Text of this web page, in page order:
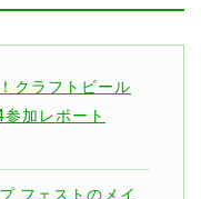
クラフトビール
加レポート
フェストのメイ